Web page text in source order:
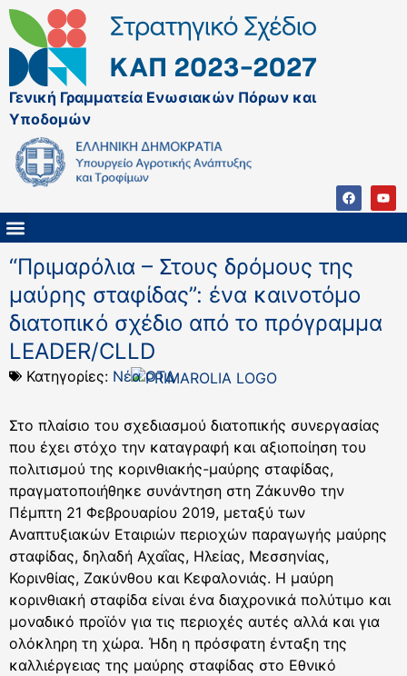
Γενική Γραμματεία Ενωσιακών Πόρων και
Υποδομών
“Πριμαρόλια – Στους δρόμους της
μαύρης σταφίδας”: ένα καινοτόμο
διατοπικό σχέδιο από το πρόγραμμα
LEADER/CLLD
Κατηγορίες: Νέα ΟΤΔ
Στο πλαίσιο του σχεδιασμού διατοπικής συνεργασίας
που έχει στόχο την καταγραφή και αξιοποίηση του
πολιτισμού της κορινθιακής-μαύρης σταφίδας,
πραγματοποιήθηκε συνάντηση στη Ζάκυνθο την
Πέμπτη 21 Φεβρουαρίου 2019, μεταξύ των
Αναπτυξιακών Εταιριών περιοχών παραγωγής μαύρης
σταφίδας, δηλαδή Αχαΐας, Ηλείας, Μεσσηνίας,
Κορινθίας, Ζακύνθου και Κεφαλονιάς. Η μαύρη
κορινθιακή σταφίδα είναι ένα διαχρονικά πολύτιμο και
μοναδικό προϊόν για τις περιοχές αυτές αλλά και για
ολόκληρη τη χώρα. Ήδη η πρόσφατη ένταξη της
καλλιέργειας της μαύρης σταφίδας στο Εθνικό